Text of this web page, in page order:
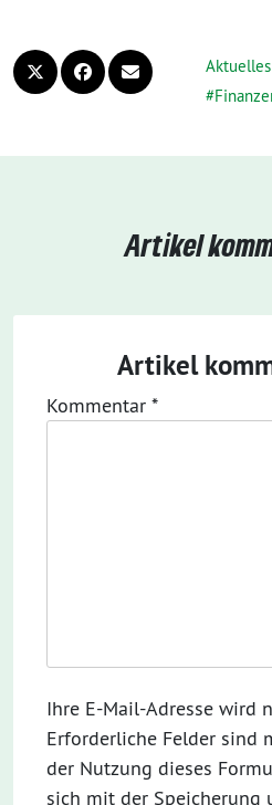
Aktuelles
Artikel
Artikel
Kommentar *
Ihre E-Mail-Adresse wird
Erforderliche Felder sind
der Nutzung dieses
sich mit der Speicherung